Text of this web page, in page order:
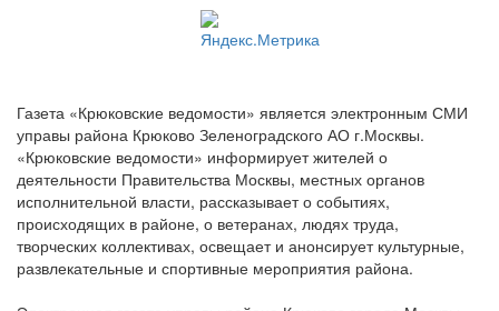
Газета «Крюковские ведомости» является электронным СМИ
управы района Крюково Зеленоградского АО г.Москвы.
«Крюковские ведомости» информирует жителей о
деятельности Правительства Москвы, местных органов
исполнительной власти, рассказывает о событиях,
происходящих в районе, о ветеранах, людях труда,
творческих коллективах, освещает и анонсирует культурные,
развлекательные и спортивные мероприятия района.